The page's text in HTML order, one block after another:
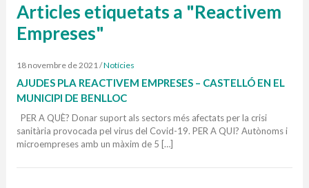
Articles etiquetats a "Reactivem
Empreses"
18 novembre de 2021/Notícies
AJUDES PLA REACTIVEM EMPRESES – CASTELLÓ EN EL
MUNICIPI DE BENLLOC
PER A QUÈ? Donar suport als sectors més afectats per la crisi
sanitària provocada pel virus del Covid-19. PER A QUI? Autònoms i
microempreses amb un màxim de 5 […]